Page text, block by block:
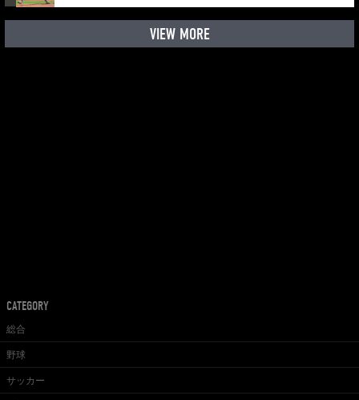
VIEW MORE
CATEGORY
総合
野球
サッカー